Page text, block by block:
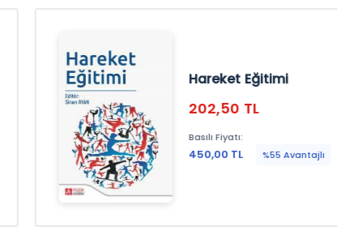
Hareket Eğitimi
202,50 TL
Basılı Fiyatı:
450,00 TL %55 Avantajlı